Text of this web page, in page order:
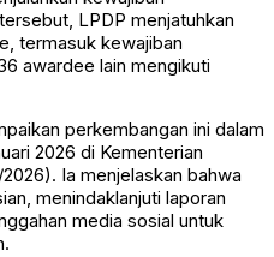
LPDP menjatuhkan
termasuk kewajiban
awardee lain mengikuti
perkembangan ini dalam
2026 di Kementerian
Ia menjelaskan bahwa
menindaklanjuti laporan
media sosial untuk